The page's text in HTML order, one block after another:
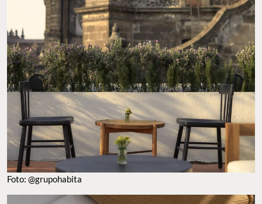
Foto: @grupohabita